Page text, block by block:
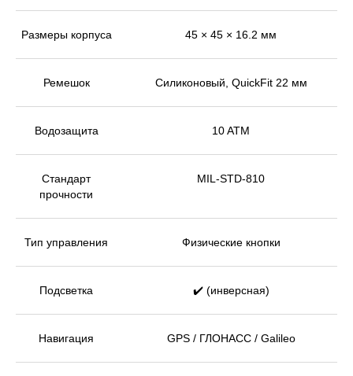
Размеры корпуса 45 × 45 × 16.2 мм
Ремешок Силиконовый, QuickFit 22 мм
Водозащита 10 ATM
Стандарт
прочности
MIL-STD-810
Тип управления Физические кнопки
Подсветка ✔️ (инверсная)
Навигация GPS / ГЛОНАСС / Galileo